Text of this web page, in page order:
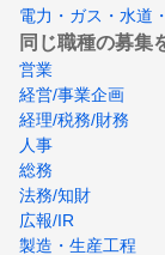
電力・ガス・水道
同じ職種の募集
営業
経営/事業企画
経理/税務/財務
人事
総務
法務/知財
広報/IR
製造・生産工程